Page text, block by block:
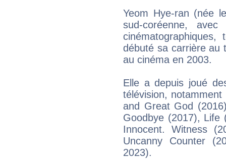
Yeom Hye-ran (née
sud-coréenne,
cinématographiques,
débuté sa carrière au
au cinéma en 2003.
Elle a depuis joué
télévision,
and Great God
Goodbye (2017), Life
Innocent. Witness
Uncanny Counter
2023).